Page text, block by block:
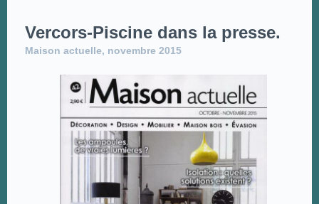
Vercors-Piscine dans la presse.
Maison actuelle, novembre 2015